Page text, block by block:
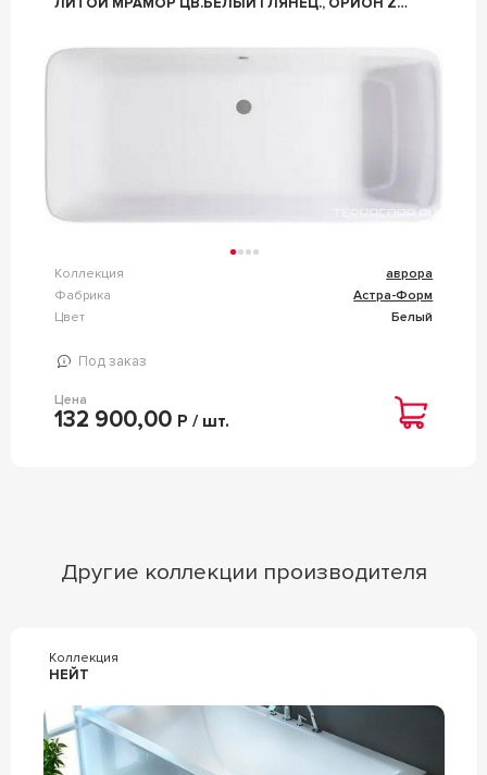
Коллекция
аврора
Фабрика
Астра-Форм
Цвет
Белый
Под заказ
Цена
132 900,00 Р / шт.
Другие коллекции производителя
Коллекция
НЕЙТ